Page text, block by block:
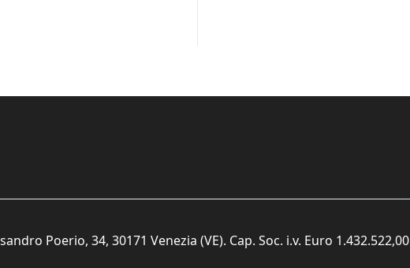
Poerio, 34, 30171 Venezia (VE). Cap. Soc. i.v. Euro 1.432.522,00